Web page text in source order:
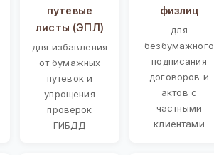
путевые
листы (ЭПЛ)
для избавления
от бумажных
путевок и
упрощения
проверок
ГИБДД
физлиц
для
безбумажного
подписания
договоров и
актов с
частными
клиентами